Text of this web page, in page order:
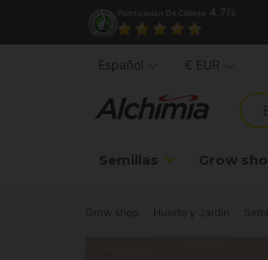
Semillas Grow
Español € EUR
Grow shop Huerto y Jardín